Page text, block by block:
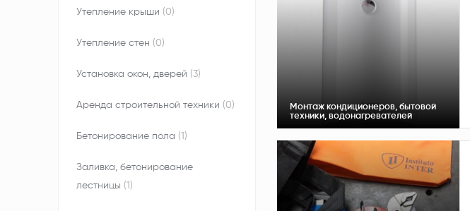
Утепление крыши (0)
Утепление стен (0)
Установка окон, дверей (3)
Аренда строительной техники (0)
Бетонирование пола (1)
Заливка, бетонирование
лестницы (1)
Монтаж кондиционеров, бытовой
техники, водонагревателей